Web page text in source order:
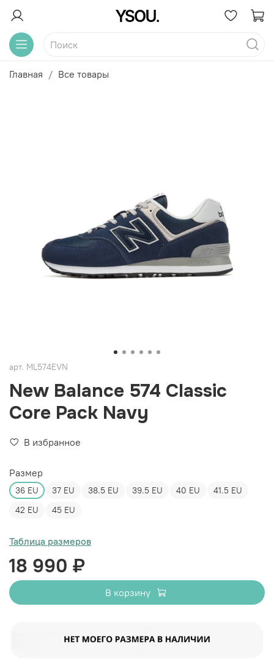
Главная Все товары
арт. ML574EVN
New Balance 574 Classic
Core Pack Navy
В избранное
Размер
36 EU 37 EU 38.5 EU 39.5 EU 40 EU
41.5 EU
42 EU
45 EU
Таблица размеров
18 990 ₽
В корзину